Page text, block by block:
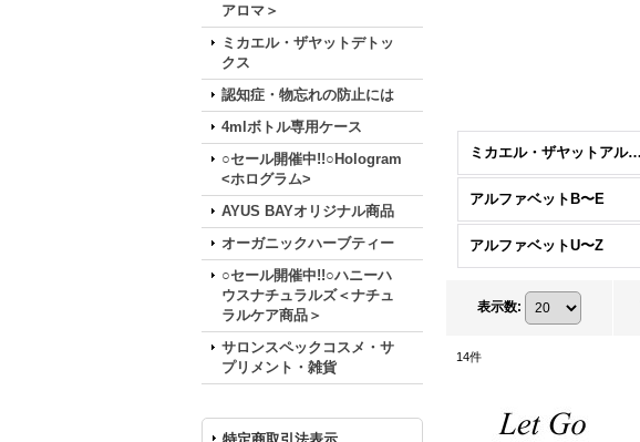
アロマ＞
ミカエル・ザヤットデトッ
クス
認知症・物忘れの防止には
4mlボトル専用ケース
○セール開催中!!○Hologram
<ホログラム>
AYUS BAYオリジナル商品
オーガニックハーブティー
○セール開催中!!○ハニーハ
ウスナチュラルズ＜ナチュ
ラルケア商品＞
サロンスペックコスメ・サ
プリメント・雑貨
ミカエル・ザヤットアルケミストオイル＜ブレンド＞ (全商品)
アルファベットB〜E
アルファベットU〜Z
表示数:
14件